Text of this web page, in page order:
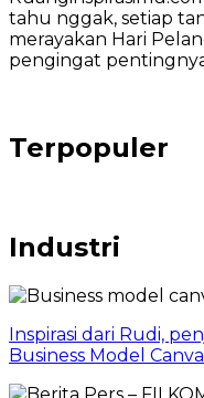
tahu nggak, setiap
merayakan Hari
pengingat
Terpopuler
Industri
Inspirasi dari Rudi,
Business Model